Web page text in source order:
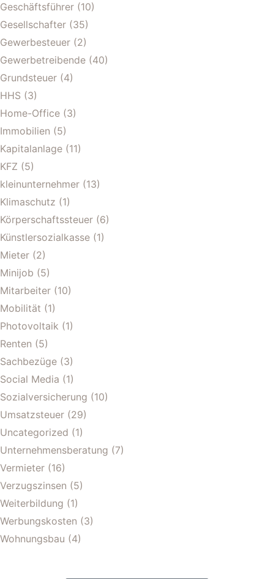
Geschäftsführer (10)
Gesellschafter (35)
Gewerbesteuer (2)
Gewerbetreibende (40)
Grundsteuer (4)
HHS (3)
Home-Office (3)
Immobilien (5)
Kapitalanlage (11)
KFZ (5)
kleinunternehmer (13)
Klimaschutz (1)
Körperschaftssteuer (6)
Künstlersozialkasse (1)
Mieter (2)
Minijob (5)
Mitarbeiter (10)
Mobilität (1)
Photovoltaik (1)
Renten (5)
Sachbezüge (3)
Social Media (1)
Sozialversicherung (10)
Umsatzsteuer (29)
Uncategorized (1)
Unternehmensberatung (7)
Vermieter (16)
Verzugszinsen (5)
Weiterbildung (1)
Werbungskosten (3)
Wohnungsbau (4)